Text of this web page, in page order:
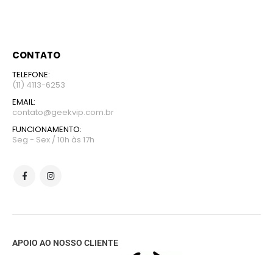
CONTATO
TELEFONE:
(11) 4113-6253
EMAIL:
contato@geekvip.com.br
FUNCIONAMENTO:
Seg - Sex / 10h às 17h
APOIO AO NOSSO CLIENTE